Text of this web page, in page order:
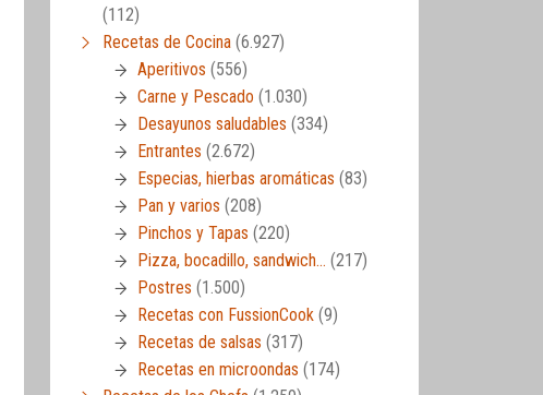
(112)
Recetas de Cocina (6.927)
Aperitivos (556)
Carne y Pescado (1.030)
Desayunos saludables (334)
Entrantes (2.672)
Especias, hierbas aromáticas (83)
Pan y varios (208)
Pinchos y Tapas (220)
Pizza, bocadillo, sandwich… (217)
Postres (1.500)
Recetas con FussionCook (9)
Recetas de salsas (317)
Recetas en microondas (174)